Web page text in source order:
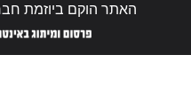
האתר הוקם ביוזמת